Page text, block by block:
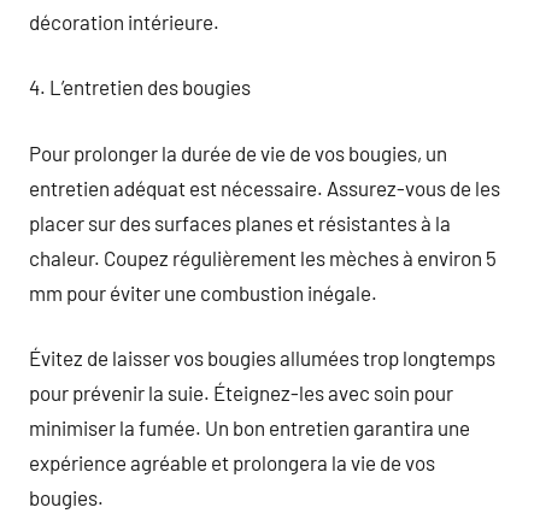
décoration intérieure.
4. L’entretien des bougies
Pour prolonger la durée de vie de vos bougies, un
entretien adéquat est nécessaire. Assurez-vous de les
placer sur des surfaces planes et résistantes à la
chaleur. Coupez régulièrement les mèches à environ 5
mm pour éviter une combustion inégale.
Évitez de laisser vos bougies allumées trop longtemps
pour prévenir la suie. Éteignez-les avec soin pour
minimiser la fumée. Un bon entretien garantira une
expérience agréable et prolongera la vie de vos
bougies.